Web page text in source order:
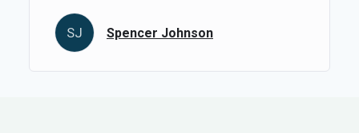
SJ Spencer Johnson